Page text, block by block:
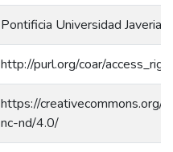
Pontificia Universidad
http://purl.org/coar/
https://creativecommons.org/
nc-nd/4.0/